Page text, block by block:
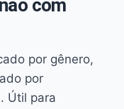
com
por gênero,
por
Útil para